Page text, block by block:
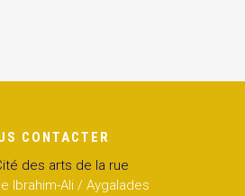
CONTACTER
des arts de la rue
Ibrahim-Ali / Aygalades